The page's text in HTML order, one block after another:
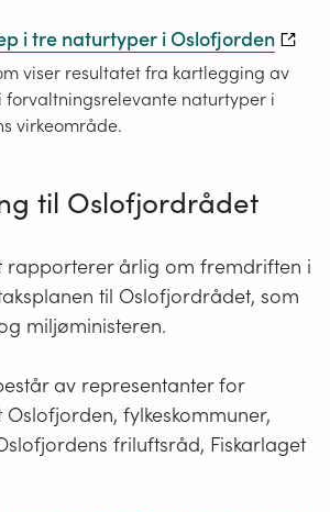
i tre naturtyper i Oslofjorden
viser resultatet fra kartlegging av
forvaltningsrelevante naturtyper i
virkeområde.
til Oslofjordrådet
rapporterer årlig om fremdriften i
til Oslofjordrådet, som
miljøministeren.
av representanter for
fylkeskommuner,
friluftsråd, Fiskarlaget